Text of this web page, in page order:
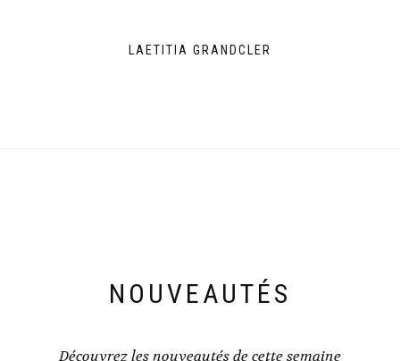
LAETITIA GRANDCLER
NOUVEAUTÉS
Découvrez les nouveautés de cette semaine